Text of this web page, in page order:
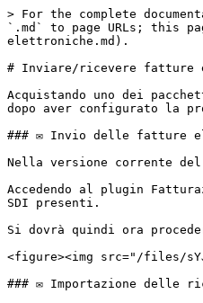
> For the complete
`.md` to page URLs; this
elettroniche.md).
# Inviare/ricevere fatture
Acquistando uno dei
dopo aver configurato la
### ✉️ Invio delle fatture
Nella versione corrente
Accedendo al plugin
SDI presenti.
Si dovrà quindi ora
<figure><img src="/files/
### ✉️ Importazione delle